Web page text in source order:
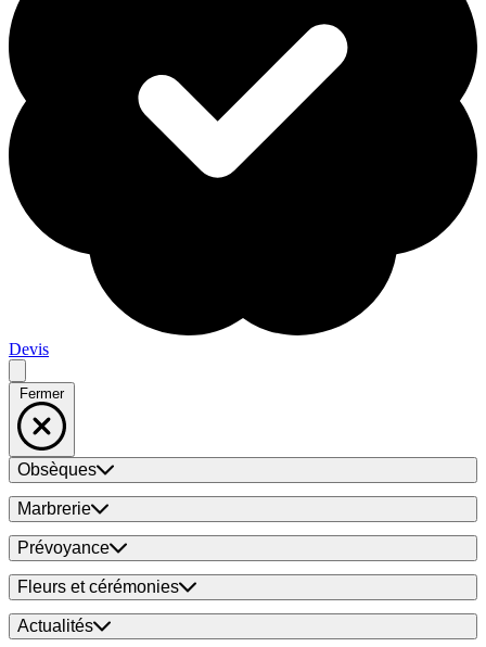
Devis
Fermer
Obsèques
Marbrerie
Prévoyance
Fleurs et cérémonies
Actualités